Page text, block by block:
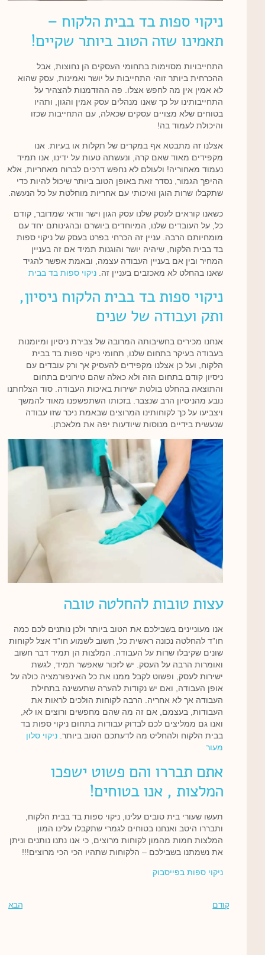
ניקוי ספות בד בבית הלקוח –
תאמינו שזה הטוב ביותר שקיים!
התחייבויות מסוימות בתחומי העסקים הן נחוצות, אבל
ההכרחית ביותר זוהי התחייבות על יושר ואמינות, עסק שהוא
לא אמין אין מה לחפש אצלו. פה ההזדמנות להצהיר על
התחייבותינו על כך שאנו מנהלים עסק אמין והגון, ותהיו
בטוחים שלא מצויים עסקים שכאלה, עם התחייבות שכזו
והיכולת לעמוד בה!
אצלנו זה מתבטא אף במקרים של תקלות או בעיות. אנו
מקפידים מאוד שאם קרה, ונעשתה טעות על ידינו, אנו תמיד
נעמוד מאחוריה! ולעולם לא נחפש דרכים לברוח מאחריות, אלא
ההיפך הגמור, נסדר זאת באופן הטוב ביותר שיכול להיות כדי
שתקבלו שרות הוגן ואיכותי עם אחריות מוחלטת על כל הנעשה.
כשאנו קוראים לעסק שלנו עסק הגון וישר וודאי שמדובר, קודם
כל, על העובדים שלנו, המיוחדים ביושרם ובהגינותם יחד עם
מומחיותם הרבה. עניין זה הכרחי בפרט בעסק של ניקוי ספות
בד בבית הלקוח, שיהיה יושר והוגנות תמיד אם זה בעניין
המחיר ובין אם בעניין העבודה עצמה, ובאמת אפשר להגיד
שאנו בהחלט לא מאכזבים בעניין זה. ניקוי ספות בד בבית
ניקוי ספות בד בבית הלקוח ניסיון,
ותק ועבודה של שנים
אנחנו מכירים בחשיבותה המרובה של צבירת ניסיון ומיומנות
בעבודה בעיקר בתחום שלנו, תחומי ניקוי ספות בד בבית
הלקוח, ועל כן אצלנו מקפידים להעסיק אך ורק עובדים עם
ניסיון קודם בתחום הזה ולא כאלה שהם טירונים בתחום
והתוצאה בהחלט בולטת ישירות באיכות העבודה. סוד הצלחתנו
נובע מהניסיון הרב שנצבר. בזכותו השתפשפנו מאוד להמשך
ויצביעו על כך לקוחותינו המרוצים שבאמת ניכר שזו עבודה
שנעשית בידיים מנוסות שיודעות יפה את מלאכתן.
עצות טובות להחלטה טובה
אנו מעוניינים בשבילכם את הטוב ביותר ולכן נותנים לכם כמה
חו”ד להחלטה נכונה ראשית כל, חשוב לשמוע חו”ד אצל לקוחות
שונים שקיבלו שרות על העבודה. המלצות הן תמיד דבר חשוב
ואומרות הרבה על העסק. יש לזכור שאפשר תמיד, לגשת
ישירות לעסק, ופשוט לקבל ממנו את כל האינפורמציה כולה על
אופן העבודה, ואם יש נקודות להערה שתעשינה בתחילת
העבודה אך לא אחריה. הרבה לקוחות הולכים לראות את
העבודות, בעצמם, אם זה מה שהם מחפשים ורוצים או לא,
ואנו גם ממליצים לכם לבדוק עבודות בתחום ניקוי ספות בד
בבית הלקוח ולהחליט מה לדעתכם הטוב ביותר. ניקוי סלון
מעור
אתם תבררו והם פשוט ישפכו
המלצות , אנו בטוחים!
תעשו שעורי בית טובים עלינו, ניקוי ספות בד בבית הלקוח,
ותבררו היטב ואנחנו בטוחים לגמרי שתקבלו עלינו המון
המלצות חמות מהמון לקוחות מרוצים, כי אנו נתנו נותנים וניתן
את נשמתנו בשבילכם – הלקוחות שתהיו הכי הכי מרוצים!!!
ניקוי ספות בפייסבוק
קודם הבא